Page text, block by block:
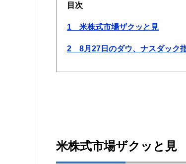
目次
1 米株式市場ザクッと見
2 8月27日のダウ、ナスダック
米株式市場ザクッと見